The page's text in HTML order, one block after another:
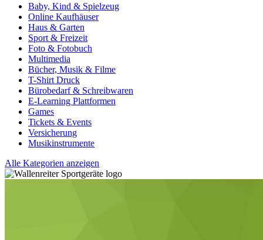
Baby, Kind & Spielzeug
Online Kaufhäuser
Haus & Garten
Sport & Freizeit
Foto & Fotobuch
Multimedia
Bücher, Musik & Filme
T-Shirt Druck
Bürobedarf & Schreibwaren
E-Learning Plattformen
Games
Tickets & Events
Versicherung
Musikinstrumente
Alle Kategorien anzeigen